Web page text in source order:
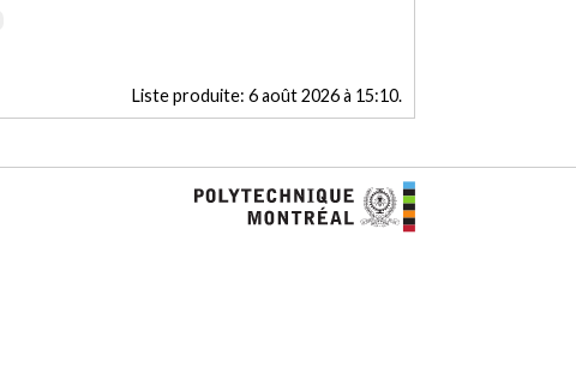
Liste produite: 6 août 2026 à 15:10.